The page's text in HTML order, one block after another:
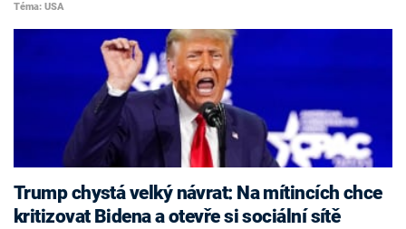
Téma: USA
Trump chystá velký návrat: Na mítincích chce
kritizovat Bidena a otevře si sociální sítě